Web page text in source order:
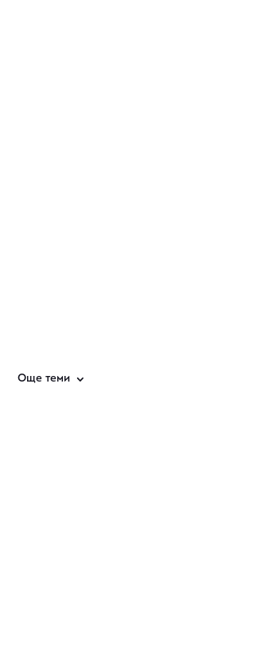
Още теми